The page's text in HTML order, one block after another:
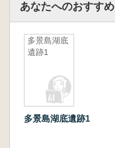
あなたへのおすすめ
多景島湖底
遺跡1
多景島湖底遺跡1